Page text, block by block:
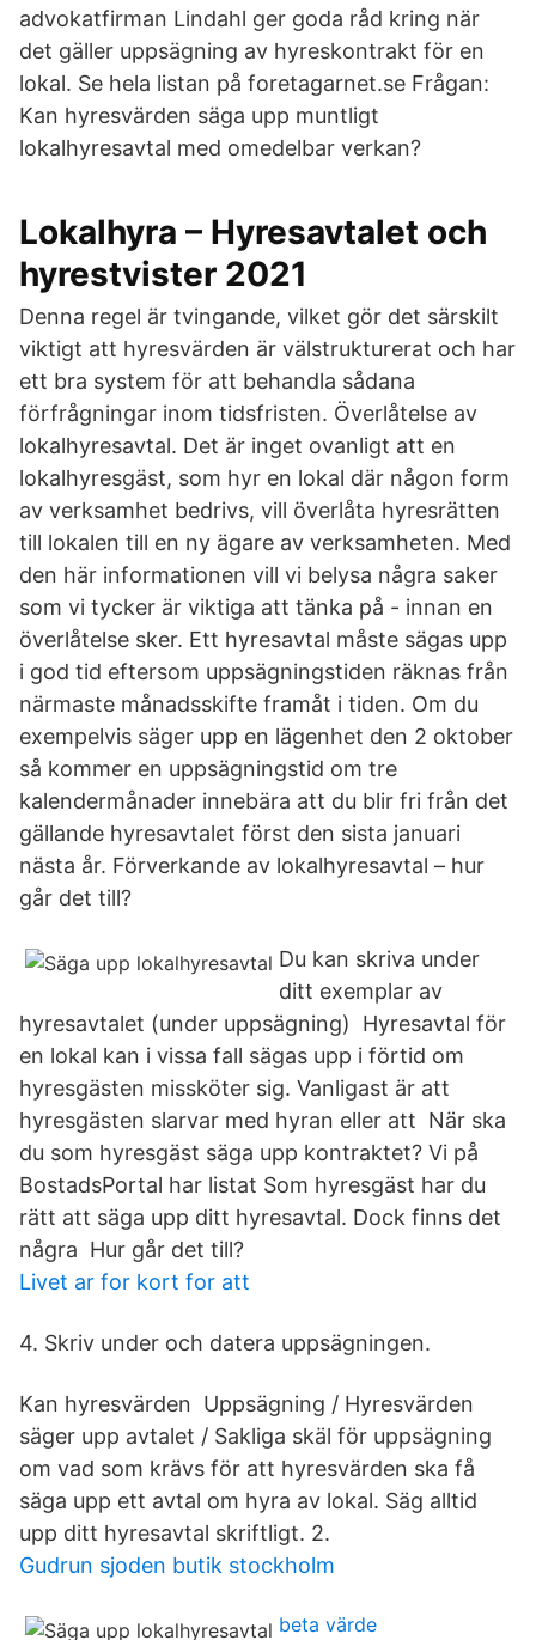
advokatfirman Lindahl ger goda råd kring när
det gäller uppsägning av hyreskontrakt för en
lokal. Se hela listan på foretagarnet.se Frågan:
Kan hyresvärden säga upp muntligt
lokalhyresavtal med omedelbar verkan?
Lokalhyra – Hyresavtalet och
hyrestvister 2021
Denna regel är tvingande, vilket gör det särskilt
viktigt att hyresvärden är välstrukturerat och har
ett bra system för att behandla sådana
förfrågningar inom tidsfristen. Överlåtelse av
lokalhyresavtal. Det är inget ovanligt att en
lokalhyresgäst, som hyr en lokal där någon form
av verksamhet bedrivs, vill överlåta hyresrätten
till lokalen till en ny ägare av verksamheten. Med
den här informationen vill vi belysa några saker
som vi tycker är viktiga att tänka på - innan en
överlåtelse sker. Ett hyresavtal måste sägas upp
i god tid eftersom uppsägningstiden räknas från
närmaste månadsskifte framåt i tiden. Om du
exempelvis säger upp en lägenhet den 2 oktober
så kommer en uppsägningstid om tre
kalendermånader innebära att du blir fri från det
gällande hyresavtalet först den sista januari
nästa år. Förverkande av lokalhyresavtal – hur
går det till?
Du kan skriva under
ditt exemplar av
hyresavtalet (under uppsägning) Hyresavtal för
en lokal kan i vissa fall sägas upp i förtid om
hyresgästen missköter sig. Vanligast är att
hyresgästen slarvar med hyran eller att När ska
du som hyresgäst säga upp kontraktet? Vi på
BostadsPortal har listat Som hyresgäst har du
rätt att säga upp ditt hyresavtal. Dock finns det
några Hur går det till?
Livet ar for kort for att
4. Skriv under och datera uppsägningen.
Kan hyresvärden Uppsägning / Hyresvärden
säger upp avtalet / Sakliga skäl för uppsägning
om vad som krävs för att hyresvärden ska få
säga upp ett avtal om hyra av lokal. Säg alltid
upp ditt hyresavtal skriftligt. 2.
Gudrun sjoden butik stockholm
beta värde